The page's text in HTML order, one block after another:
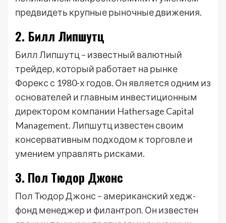
предвидеть крупные рыночные движения.
2. Билл Липшутц
Билл Липшутц – известный валютный
трейдер, который работает на рынке
Форекс с 1980-х годов. Он является одним из
основателей и главным инвестиционным
директором компании Hathersage Capital
Management. Липшутц известен своим
консервативным подходом к торговле и
умением управлять рисками.
3. Пол Тюдор Джонс
Пол Тюдор Джонс – американский хедж-
фонд менеджер и филантроп. Он известен